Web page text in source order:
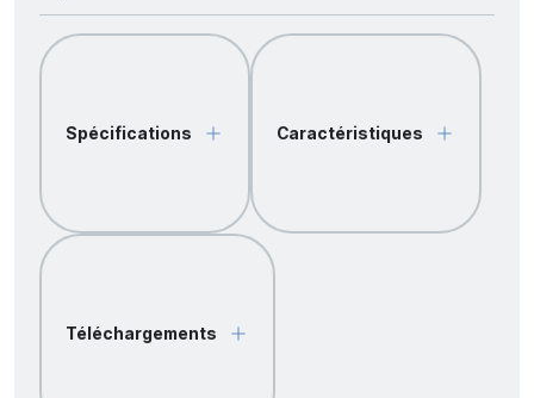
Spécifications Caractéristiques
Téléchargements